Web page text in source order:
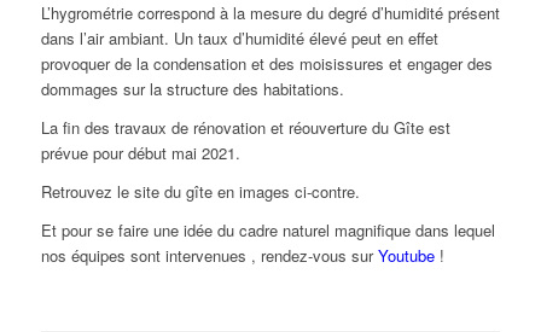
L’hygrométrie correspond à la mesure du degré d’humidité présent
dans l’air ambiant. Un taux d’humidité élevé peut en effet
provoquer de la condensation et des moisissures et engager des
dommages sur la structure des habitations.
La fin des travaux de rénovation et réouverture du Gîte est
prévue pour début mai 2021.
Retrouvez le site du gîte en images ci-contre.
Et pour se faire une idée du cadre naturel magnifique dans lequel
nos équipes sont intervenues , rendez-vous surYoutube!